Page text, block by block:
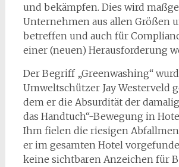
und bekämpfen. Dies wird
Unternehmen aus allen Größen
betreffen und auch für
einer (neuen) Herausforderung
Der Begriff „Greenwashing“
Umweltschützer Jay Westerveld
dem er die Absurdität der
das Handtuch“-Bewegung in
Ihm fielen die riesigen
er im gesamten Hotel
keine sichtbaren Anzeichen für